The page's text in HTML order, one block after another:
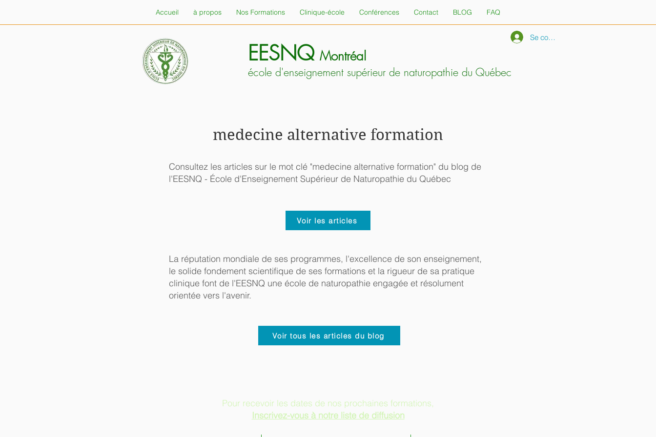
Accueil à propos Nos Formations Clinique-école Conférences Contact BLOG FAQ
Se connecter
école d'enseignement supérieur de naturopathie du Québec
EESNQ Montréal
medecine alternative formation
Consultez les articles sur le mot clé "medecine alternative formation" du blog de
l'EESNQ - École d'Enseignement Supérieur de Naturopathie du Québec
Voir les articles
La réputation mondiale de ses programmes, l'excellence de son enseignement,
le solide fondement scientifique de ses formations et la rigueur de sa pratique
clinique font de l'EESNQ une école de naturopathie engagée et résolument
orientée vers l'avenir.
Voir tous les articles du blog
Pour recevoir les dates de nos prochaines formations,
Inscrivez-vous à notre liste de diffusion